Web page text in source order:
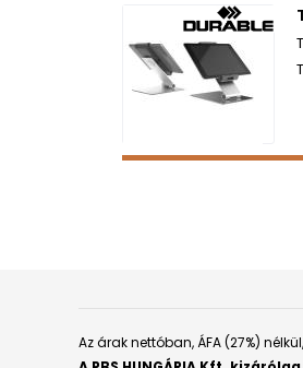
Az árak nettóban, ÁFA (27%)